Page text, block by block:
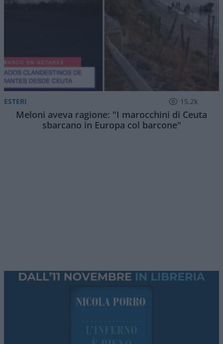
ESTERI 15.2k
Meloni aveva ragione: "I marocchini di Ceuta
sbarcano in Europa col barcone"